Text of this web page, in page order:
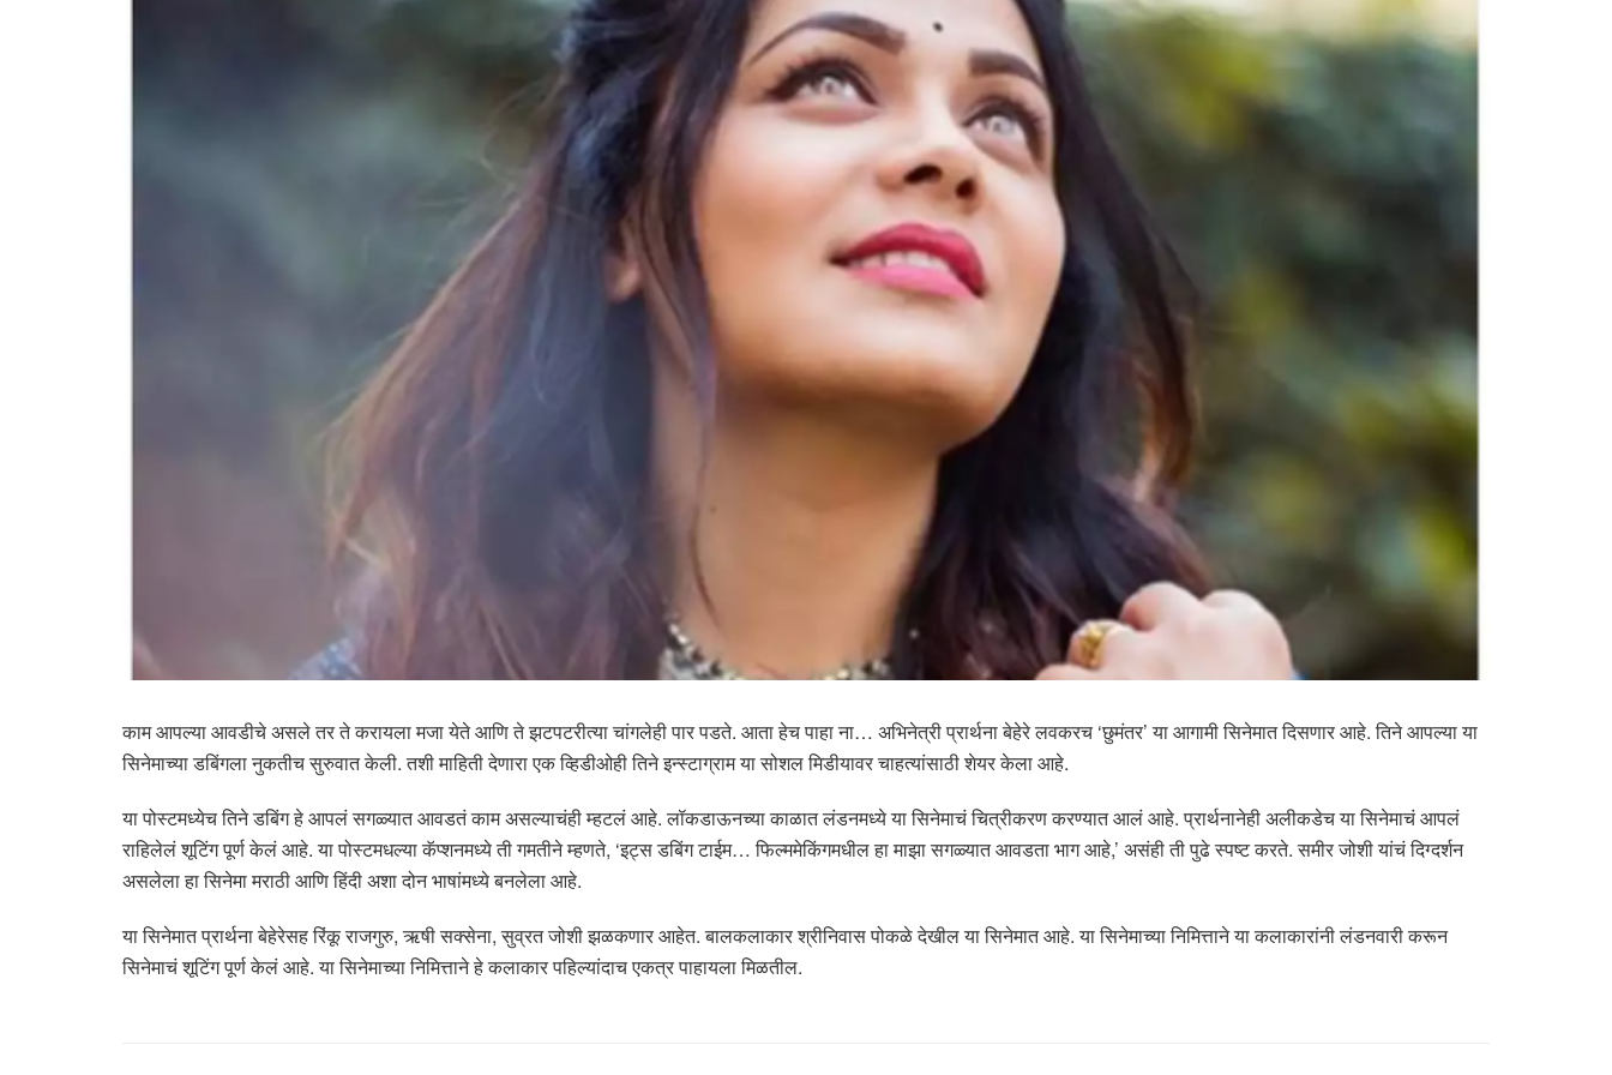
काम आपल्या आवडीचे असले तर ते करायला मजा येते आणि ते झटपटरीत्या चांगलेही पार पडते. आता हेच पाहा ना… अभिनेत्री प्रार्थना बेहेरे लवकरच ‘छुमंतर’ या आगामी सिनेमात दिसणार आहे. तिने आपल्या या
सिनेमाच्या डबिंगला नुकतीच सुरुवात केली. तशी माहिती देणारा एक व्हिडीओही तिने इन्स्टाग्राम या सोशल मिडीयावर चाहत्यांसाठी शेयर केला आहे.
या पोस्टमध्येच तिने डबिंग हे आपलं सगळ्यात आवडतं काम असल्याचंही म्हटलं आहे. लॉकडाऊनच्या काळात लंडनमध्ये या सिनेमाचं चित्रीकरण करण्यात आलं आहे. प्रार्थनानेही अलीकडेच या सिनेमाचं आपलं
राहिलेलं शूटिंग पूर्ण केलं आहे. या पोस्टमधल्या कॅप्शनमध्ये ती गमतीने म्हणते, ‘इट्स डबिंग टाईम… फिल्ममेकिंगमधील हा माझा सगळ्यात आवडता भाग आहे,’ असंही ती पुढे स्पष्ट करते. समीर जोशी यांचं दिग्दर्शन
असलेला हा सिनेमा मराठी आणि हिंदी अशा दोन भाषांमध्ये बनलेला आहे.
या सिनेमात प्रार्थना बेहेरेसह रिंकू राजगुरु, ऋषी सक्सेना, सुव्रत जोशी झळकणार आहेत. बालकलाकार श्रीनिवास पोकळे देखील या सिनेमात आहे. या सिनेमाच्या निमित्ताने या कलाकारांनी लंडनवारी करून
सिनेमाचं शूटिंग पूर्ण केलं आहे. या सिनेमाच्या निमित्ताने हे कलाकार पहिल्यांदाच एकत्र पाहायला मिळतील.